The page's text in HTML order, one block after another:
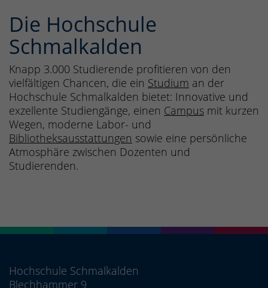
Die Hochschule
Schmalkalden
Knapp 3.000 Studierende profitieren von den
vielfältigen Chancen, die ein Studium an der
Hochschule Schmalkalden bietet: Innovative und
exzellente Studiengänge, einen Campus mit kurzen
Wegen, moderne Labor- und
Bibliotheksausstattungen sowie eine persönliche
Atmosphäre zwischen Dozenten und
Studierenden.
Hochschule Schmalkalden
Blechhammer 9